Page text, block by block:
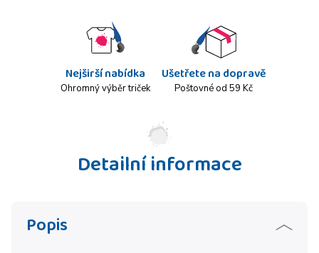
Nejširší nabídka
Ohromný výběr triček
Ušetřete na dopravě
Poštovné od 59 Kč
Detailní informace
Popis